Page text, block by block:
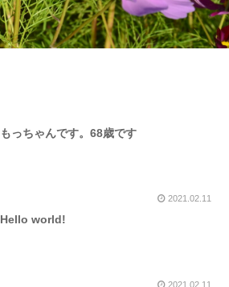
もっちゃんです。68歳です
2021.02.11
Hello world!
2021.02.11